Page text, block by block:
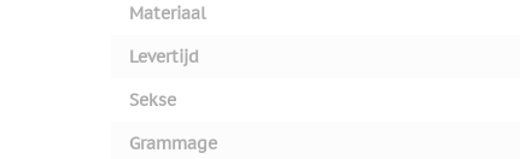
View larger image
Materiaal
Levertijd
Sekse
Grammage